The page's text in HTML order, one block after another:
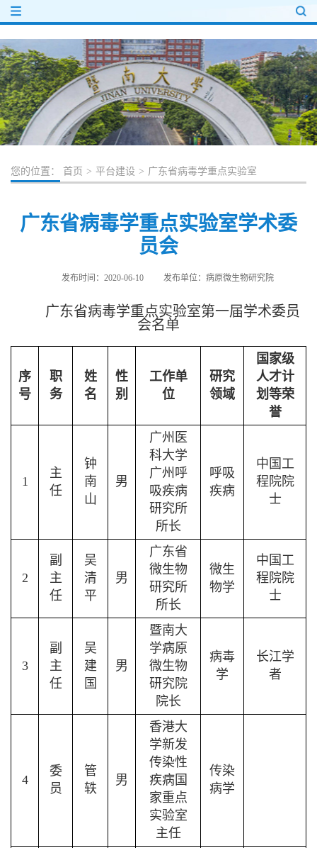
您的位置： 首页 > 平台建设 > 广东省病毒学重点实验室
广东省病毒学重点实验室学术委
员会
发布时间：2020-06-10 发布单位：病原微生物研究院
广东省病毒学重点实验室第一届学术委员
会名单
序
号
职
务
姓
名
性
别
工作单
位
研究
领域
国家级
人才计
划等荣
誉
1
主
任
钟
南
山
男
广州医
科大学
广州 呼
吸疾病
研究所
所长
呼吸
疾病
中国工
程院院
士
2
副
主
任
吴
清
平
男
广东省
微生物
研究所
所长
微生
物学
中国工
程院院
士
3
副
主
任
吴
建
国
男
暨南大
学病原
微生物
研究院
院长
病毒
学
长江学
者
4
委
员
管
轶
男
香港大
学新发
传染性
疾病国
家重点
实验室
主任
传染
病学